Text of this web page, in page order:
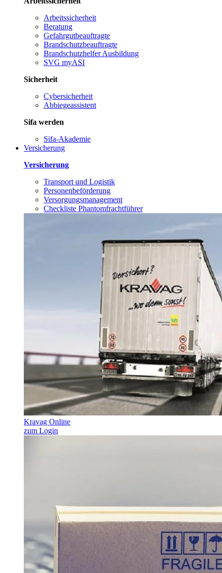
Arbeitssicherheit
Beratung
Gefahrgutbeauftragte
Brandschutzbeauftragte
Brandschutzhelfer Ausbildung
SVG myASI
Sicherheit
Cybersicherheit
Abbiegeassistent
Sifa werden
Sifa-Akademie
Versicherung
Versicherung
Transport und Logistik
Personenbeförderung
Versorgungsmanagement
Checkliste Phantomfrachtführer
Kravag Online
zum Login